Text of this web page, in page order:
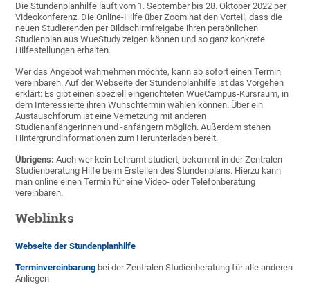
Die Stundenplanhilfe läuft vom 1. September bis 28. Oktober 2022 per
Videokonferenz. Die Online-Hilfe über Zoom hat den Vorteil, dass die
neuen Studierenden per Bildschirmfreigabe ihren persönlichen
Studienplan aus WueStudy zeigen können und so ganz konkrete
Hilfestellungen erhalten.
Wer das Angebot wahrnehmen möchte, kann ab sofort einen Termin
vereinbaren. Auf der Webseite der Stundenplanhilfe ist das Vorgehen
erklärt: Es gibt einen speziell eingerichteten WueCampus-Kursraum, in
dem Interessierte ihren Wunschtermin wählen können. Über ein
Austauschforum ist eine Vernetzung mit anderen
Studienanfängerinnen und -anfängern möglich. Außerdem stehen
Hintergrundinformationen zum Herunterladen bereit.
Übrigens: Auch wer kein Lehramt studiert, bekommt in der Zentralen
Studienberatung Hilfe beim Erstellen des Stundenplans. Hierzu kann
man online einen Termin für eine Video- oder Telefonberatung
vereinbaren.
Weblinks
Webseite der Stundenplanhilfe
Terminvereinbarung bei der Zentralen Studienberatung für alle anderen
Anliegen